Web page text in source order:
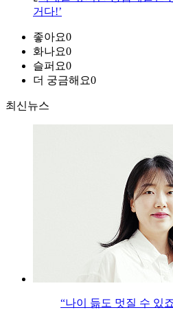
거다!’
좋아요0
화나요0
슬퍼요0
더 궁금해요0
최신뉴스
“나이 듦도 멋질 수 있